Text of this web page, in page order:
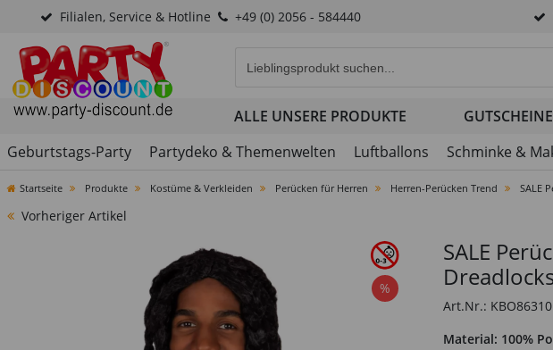
Filialen, Service & Hotline +49 (0) 2056 - 584440
ALLE UNSERE PRODUKTE GUTSCHEINE
Geburtstags-Party
Partydeko & Themenwelten Luftballons Schminke &
Startseite Produkte Kostüme & Verkleiden Perücken für Herren Herren-Perücken Trend SALE
Vorheriger Artikel
%
SALE
Art.Nr.: KBO86310
Material: 100%